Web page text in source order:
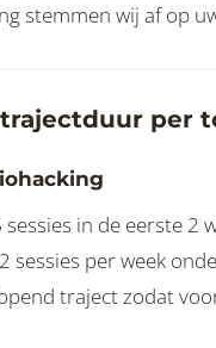
stemmen wij af op
per
sessies in de eerste 2
sessies per week
traject zodat